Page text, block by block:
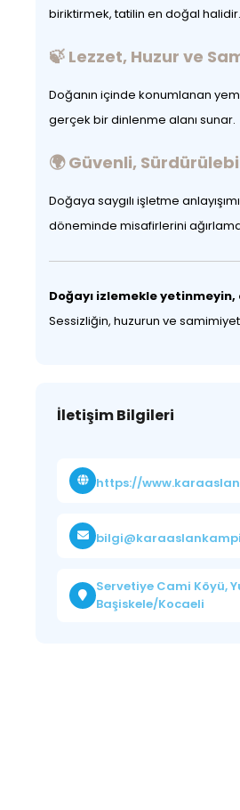
biriktirmek, tatilin en doğal halidir.
🍃 Lezzet, Huzur ve
Doğanın içinde konumlanan
gerçek bir dinlenme alanı sunar.
🌍 Güvenli,
Doğaya saygılı işletme
döneminde misafirlerini
Doğayı izlemekle
Sessizliğin, huzurun ve
İletişim Bilgileri
https://
Servetiye Cami Köyü,
Başiskele/Kocaeli